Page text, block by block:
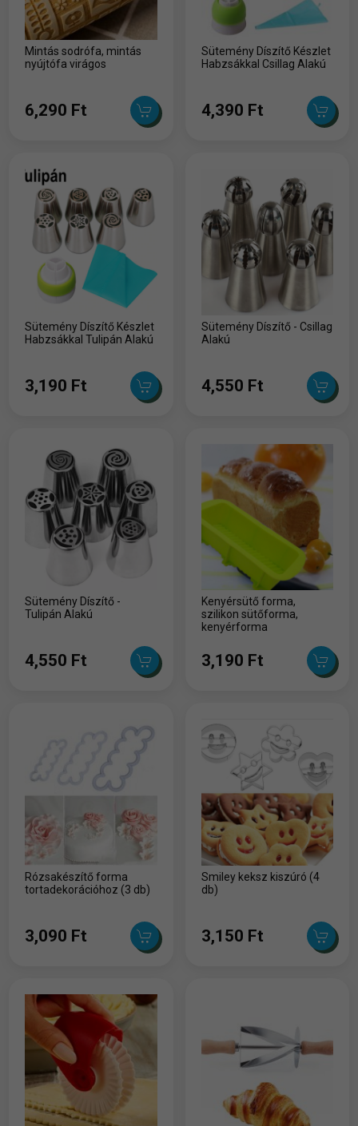
Mintás sodrófa, mintás
nyújtófa virágos
6,290 Ft
Sütemény Díszítő Készlet
Habzsákkal Csillag Alakú
4,390 Ft
Sütemény Díszítő Készlet
Habzsákkal Tulipán Alakú
3,190 Ft
Sütemény Díszítő - Csillag
Alakú
4,550 Ft
Sütemény Díszítő -
Tulipán Alakú
4,550 Ft
Kenyérsütő forma,
szilikon sütőforma,
kenyérforma
3,190 Ft
Rózsakészítő forma
tortadekorációhoz (3 db)
3,090 Ft
Smiley keksz kiszúró (4
db)
3,150 Ft